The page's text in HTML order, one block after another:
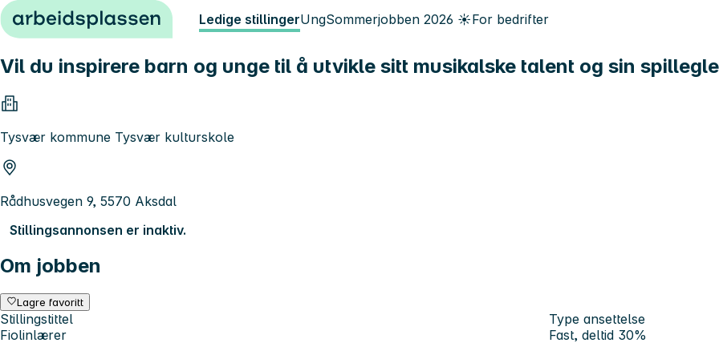
Hopp til innhold Ledige stillingerUngSommerjobben 2026 ☀️For bedrifter
Vil du inspirere barn og unge til å utvikle sitt musikalske talent og sin
Tysvær kommune Tysvær kulturskole
Rådhusvegen 9, 5570 Aksdal
Stillingsannonsen er inaktiv.
Om jobben
Lagre favoritt
Stillingstittel
Fiolinlærer
Type ansettelse
Fast, deltid 30%